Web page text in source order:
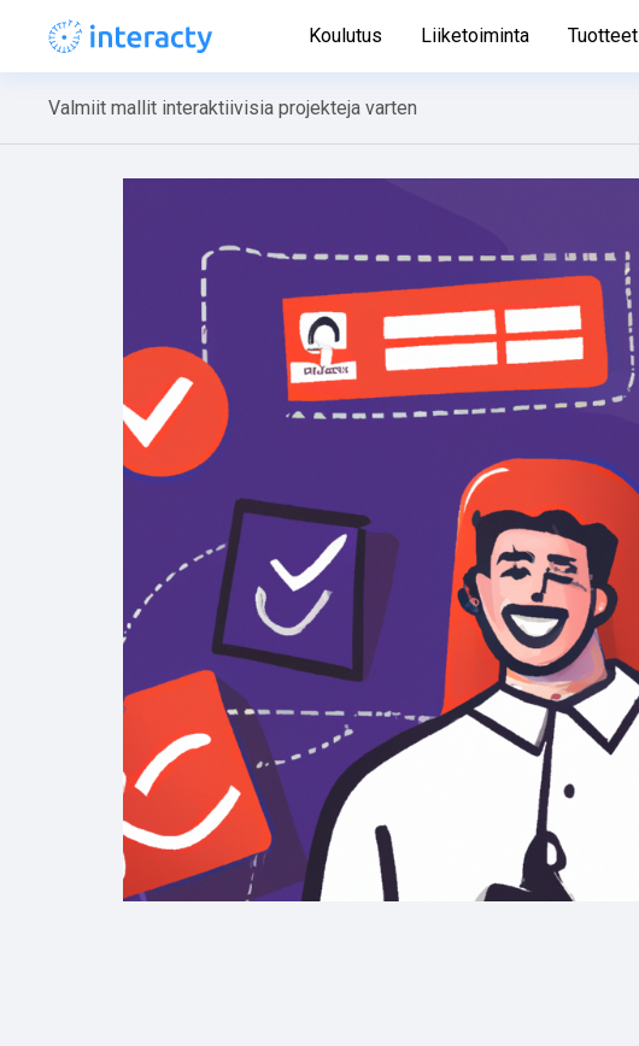
Koulutus Liiketoiminta Tuotteet
Valmiit mallit interaktiivisia projekteja varten